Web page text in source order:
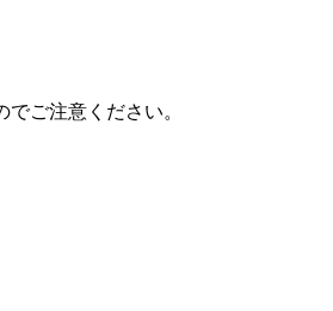
ご注意ください。